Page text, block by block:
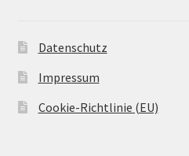
Datenschutz
Impressum
Cookie-Richtlinie (EU)